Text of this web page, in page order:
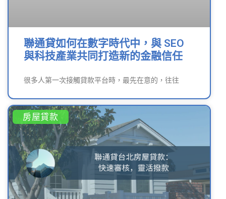
聯通貸如何在數字時代中，與 SEO
與科技產業共同打造新的金融信任
很多人第一次接觸貸款平台時，最先在意的，往往
房屋貸款